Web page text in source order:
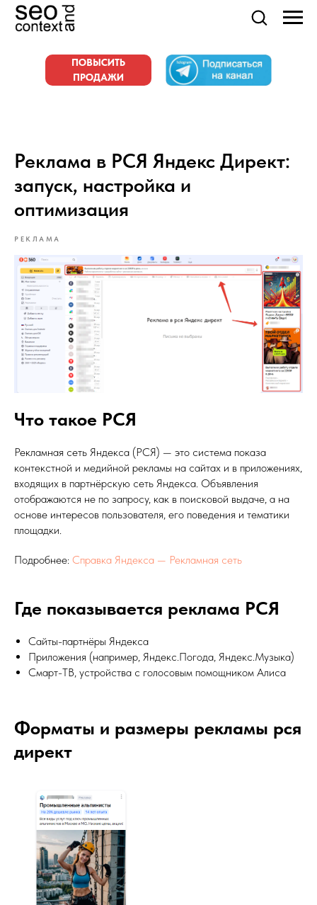
ПОВЫСИТЬ
ПРОДАЖИ
Реклама в РСЯ Яндекс Директ:
запуск, настройка и
оптимизация
РЕКЛАМА
Что такое РСЯ
Рекламная сеть Яндекса (РСЯ) — это система показа
контекстной и медийной рекламы на сайтах и в приложениях,
входящих в партнёрскую сеть Яндекса. Объявления
отображаются не по запросу, как в поисковой выдаче, а на
основе интересов пользователя, его поведения и тематики
площадки.
Подробнее: Справка Яндекса — Рекламная сеть
Где показывается реклама РСЯ
Сайты-партнёры Яндекса
Приложения (например, Яндекс.Погода, Яндекс.Музыка)
Смарт-ТВ, устройства с голосовым помощником Алиса
Форматы и размеры рекламы рся
директ